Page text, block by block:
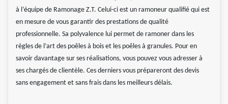
à l’équipe de Ramonage Z.T. Celui-ci est un ramoneur qualifié qui est
en mesure de vous garantir des prestations de qualité
professionnelle. Sa polyvalence lui permet de ramoner dans les
règles de l’art des poêles à bois et les poêles à granules. Pour en
savoir davantage sur ses réalisations, vous pouvez vous adresser à
ses chargés de clientèle. Ces derniers vous prépareront des devis
sans engagement et sans frais dans les meilleurs délais.